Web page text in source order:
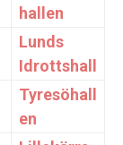
hallen
Lunds
Idrottshall
Tyresöhall
en